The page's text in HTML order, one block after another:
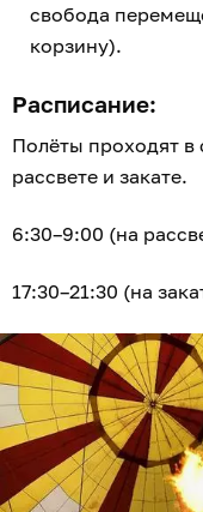
свобода
корзину).
Расписание:
Полёты проходят
рассвете и закате.
6:30–9:00 (на
17:30–21:30 (на